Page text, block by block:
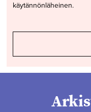
käytännönläheinen.